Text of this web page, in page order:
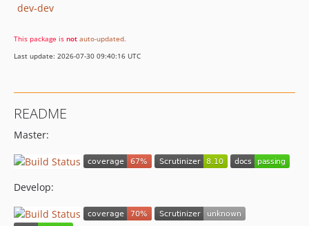
dev-dev
This package is not auto-updated.
Last update: 2026-07-30 09:40:16 UTC
README
Master:
Develop: